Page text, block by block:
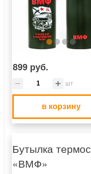
899 руб.
шт
в корзину
Бутылка термос
«ВМФ»